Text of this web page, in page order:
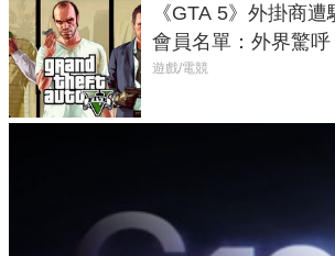
《GTA 5》外掛商
會員名單：外界驚
在開掛！」
遊戲/電競